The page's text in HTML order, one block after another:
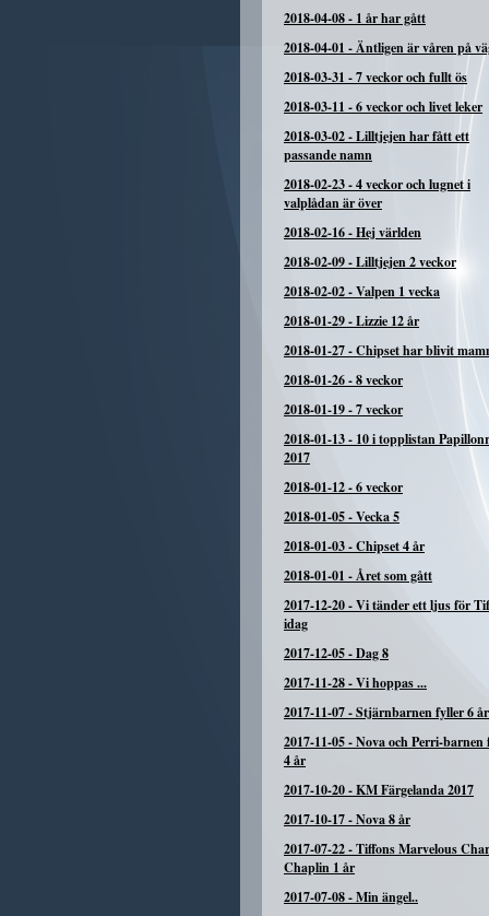
2018-04-08- 1 år har gått
2018-04-01 -Äntligen är våren på
2018-03-31 -7 veckor och fullt ös
2018-03-11 -6 veckor och livet leker
2018-03-02-Lilltjejen har fått ett
passande namn
2018-02-23-4 veckor och lugnet i
valplådan är över
2018-02-16-Hej världen
2018-02-09-Lilltjejen 2 veckor
2018-02-02-Valpen 1 vecka
2018-01-29-Lizzie 12 år
2018-01-27-Chipset har blivit
2018-01-26-8 veckor
2018-01-19-7 veckor
2018-01-13- 10 i topplistan
2017
2018-01-12-6 veckor
2018-01-05-Vecka 5
2018-01-03-Chipset 4 år
2018-01-01 -Året som gått
2017-12-20-Vi tänder ett ljus för
idag
2017-12-05-Dag 8
2017-11-28-Vi hoppas ...
2017-11-07-Stjärnbarnen fyller 6 år
2017-11-05-Nova och Perri-barnen
4 år
2017-10-20-KM Färgelanda 2017
2017-10-17-Nova 8 år
2017-07-22-Tiffons Marvelous
Chaplin 1 år
2017-07-08-Min ängel..